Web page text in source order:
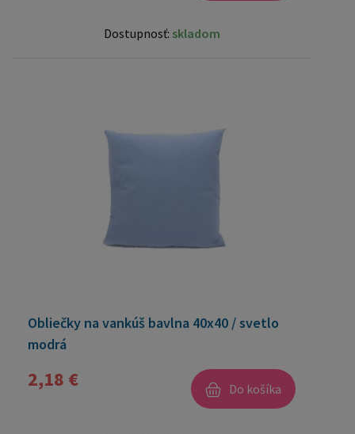
Dostupnosť: skladom
Obliečky na vankúš bavlna 40x40 / svetlo
modrá
2,18 € Do košíka